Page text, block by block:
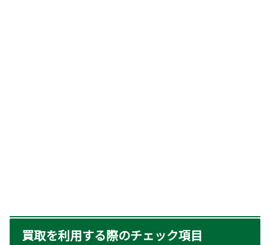
買取を利用する際のチェック項目